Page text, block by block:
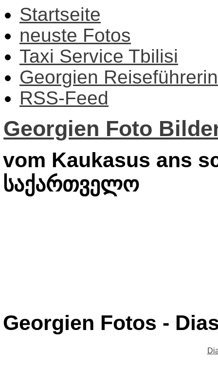
Startseite
neuste Fotos
Taxi Service Tbilisi
Georgien Reiseführerin
RSS-Feed
Georgien Foto
vom Kaukasus ans
საქართველო
Georgien Fotos -